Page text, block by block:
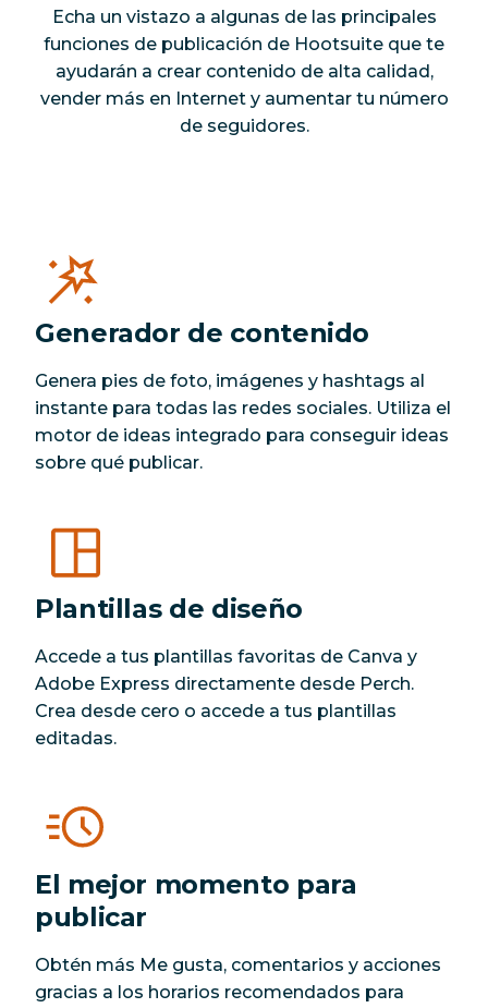
Echa un vistazo a algunas de las principales
funciones de publicación de Hootsuite que te
ayudarán a crear contenido de alta calidad,
vender más en Internet y aumentar tu número
de seguidores.
Generador de contenido
Genera pies de foto, imágenes y hashtags al
instante para todas las redes sociales. Utiliza el
motor de ideas integrado para conseguir ideas
sobre qué publicar.
Plantillas de diseño
Accede a tus plantillas favoritas de Canva y
Adobe Express directamente desde Perch.
Crea desde cero o accede a tus plantillas
editadas.
El mejor momento para
publicar
Obtén más Me gusta, comentarios y acciones
gracias a los horarios recomendados para